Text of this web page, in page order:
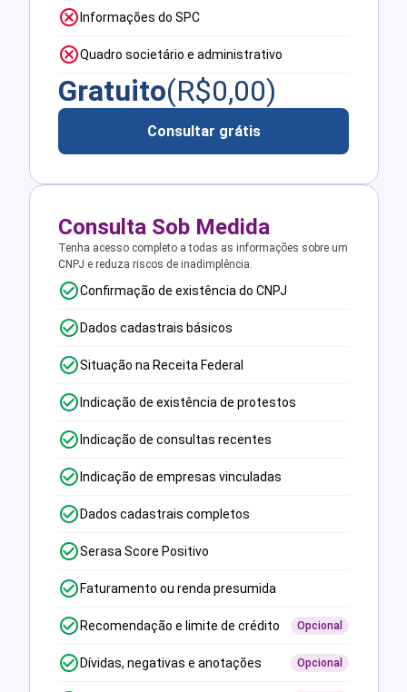
Informações do SPC
Quadro societário e administrativo
Gratuito(R$0,00)
Consultar grátis
Consulta Sob Medida
Tenha acesso completo a todas as informações sobre um
CNPJ e reduza riscos de inadimplência.
Confirmação de existência do CNPJ
Dados cadastrais básicos
Situação na Receita Federal
Indicação de existência de protestos
Indicação de consultas recentes
Indicação de empresas vinculadas
Dados cadastrais completos
Serasa Score Positivo
Faturamento ou renda presumida
Recomendação e limite de crédito Opcional
Dívidas, negativas e anotações Opcional